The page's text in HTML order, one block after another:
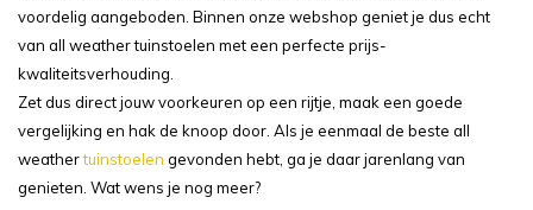
voordelig aangeboden. Binnen onze webshop geniet je dus echt
van all weather tuinstoelen met een perfecte prijs-
kwaliteitsverhouding.
Zet dus direct jouw voorkeuren op een rijtje, maak een goede
vergelijking en hak de knoop door. Als je eenmaal de beste all
weathertuinstoelen gevonden hebt, ga je daar jarenlang van
genieten. Wat wens je nog meer?